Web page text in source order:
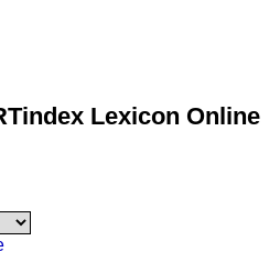
Lexicon Online